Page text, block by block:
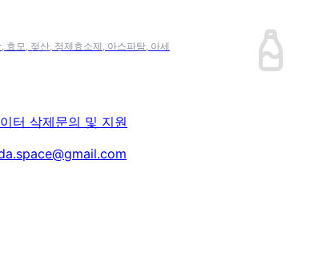
효모, 젖산, 정제효소제, 아스파탐, 아세
터 삭제문의 및 지원